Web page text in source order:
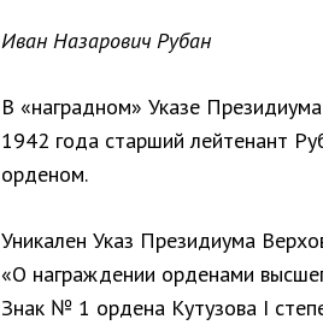
Иван Назарович Рубан
В «наградном» Указе
1942 года старший лейтенант
орденом.
Уникален Указ Президиума
«О награждении орденами
Знак № 1 ордена Кутузова I